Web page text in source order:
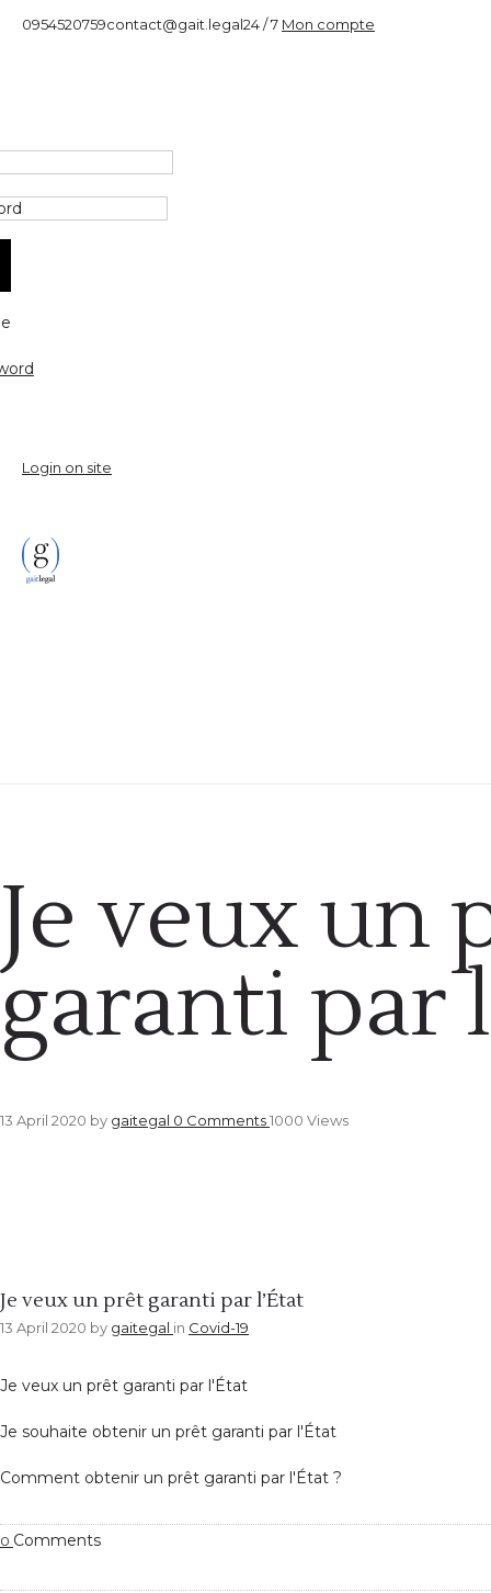
0954520759contact@gait.legal24 / 7 Mon compte
Login on site
Je veux un
garanti par
13 April 2020 by gaitegal 0 Comments1000 Views
Je veux un prêt garanti par l’État
13 April 2020 by gaitegal in Covid-19
Je veux un prêt garanti par l'État
Je souhaite obtenir un prêt garanti par l'État
Comment obtenir un prêt garanti par l'État ?
0 Comments